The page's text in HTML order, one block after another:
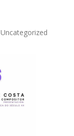
Uncategorized